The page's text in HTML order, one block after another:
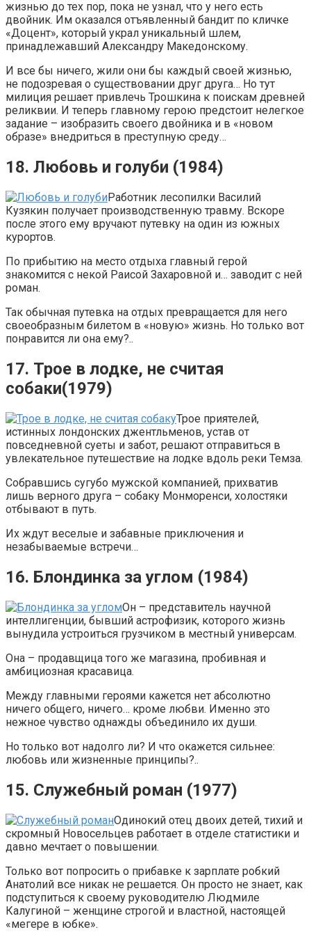
жизнью до тех пор, пока не узнал, что у него есть
двойник. Им оказался отъявленный бандит по кличке
«Доцент», который украл уникальный шлем,
принадлежавший Александру Македонскому.
И все бы ничего, жили они бы каждый своей жизнью,
не подозревая о существовании друг друга… Но тут
милиция решает привлечь Трошкина к поискам древней
реликвии. И теперь главному герою предстоит нелегкое
задание – изобразить своего двойника и в «новом
образе» внедриться в преступную среду…
18. Любовь и голуби (1984)
Работник лесопилки Василий
Кузякин получает производственную травму. Вскоре
после этого ему вручают путевку на один из южных
курортов.
По прибытию на место отдыха главный герой
знакомится с некой Раисой Захаровной и… заводит с ней
роман.
Так обычная путевка на отдых превращается для него
своеобразным билетом в «новую» жизнь. Но только вот
понравится ли она ему?..
17. Трое в лодке, не считая
собаки(1979)
Трое приятелей,
истинных лондонских джентльменов, устав от
повседневной суеты и забот, решают отправиться в
увлекательное путешествие на лодке вдоль реки Темза.
Собравшись сугубо мужской компанией, прихватив
лишь верного друга – собаку Монморенси, холостяки
отбывают в путь.
Их ждут веселые и забавные приключения и
незабываемые встречи…
16. Блондинка за углом (1984)
Он – представитель научной
интеллигенции, бывший астрофизик, которого жизнь
вынудила устроиться грузчиком в местный универсам.
Она – продавщица того же магазина, пробивная и
амбициозная красавица.
Между главными героями кажется нет абсолютно
ничего общего, ничего… кроме любви. Именно это
нежное чувство однажды объединило их души.
Но только вот надолго ли? И что окажется сильнее:
любовь или жизненные принципы?..
15. Служебный роман (1977)
Одинокий отец двоих детей, тихий и
скромный Новосельцев работает в отделе статистики и
давно мечтает о повышении.
Только вот попросить о прибавке к зарплате робкий
Анатолий все никак не решается. Он просто не знает, как
подступиться к своему руководителю Людмиле
Калугиной – женщине строгой и властной, настоящей
«мегере в юбке».